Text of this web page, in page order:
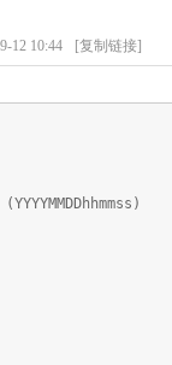
12 10:44 [复制链接]